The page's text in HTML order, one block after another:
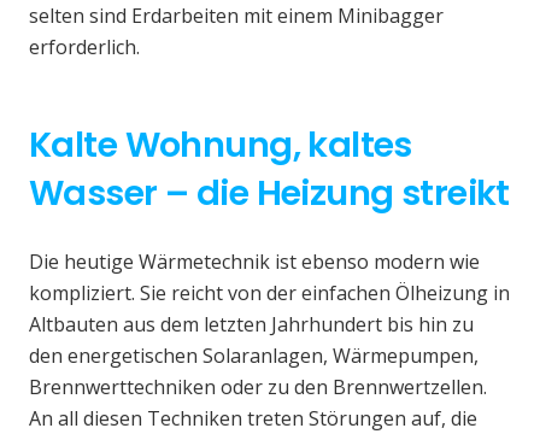
selten sind Erdarbeiten mit einem Minibagger
erforderlich.
Kalte Wohnung, kaltes
Wasser – die Heizung streikt
Die heutige Wärmetechnik ist ebenso modern wie
kompliziert. Sie reicht von der einfachen Ölheizung in
Altbauten aus dem letzten Jahrhundert bis hin zu
den energetischen Solaranlagen, Wärmepumpen,
Brennwerttechniken oder zu den Brennwertzellen.
An all diesen Techniken treten Störungen auf, die